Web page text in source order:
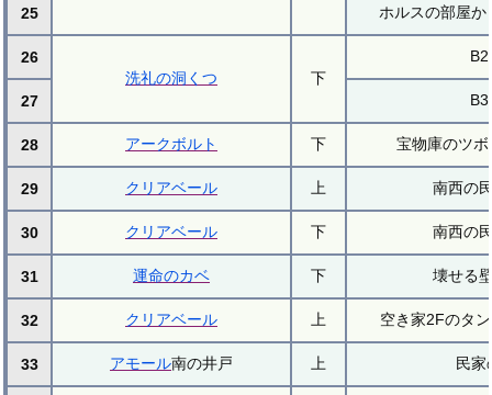
25 ホルスの部屋
26
洗礼の洞くつ
下
27
28 アークボルト 下 宝物庫のツ
29 クリアベール 上 南西の
30 クリアベール 下 南西の
31 運命のカベ 下 壊せる
32 クリアベール 上 空き家2Fのタ
33 アモール南の井戸 上 民家